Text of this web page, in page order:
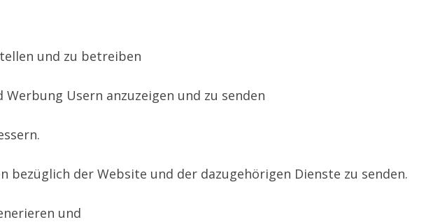
und zu betreiben
Usern anzuzeigen und zu senden
der Website und der dazugehörigen Dienste zu senden.
und